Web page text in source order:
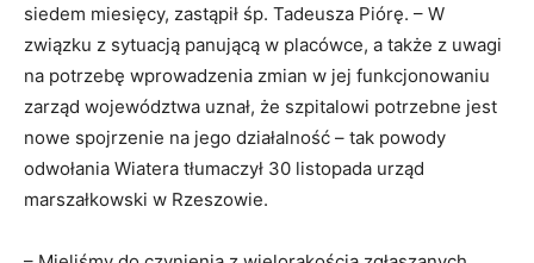
siedem miesięcy, zastąpił śp. Tadeusza Piórę. – W
związku z sytuacją panującą w placówce, a także z uwagi
na potrzebę wprowadzenia zmian w jej funkcjonowaniu
zarząd województwa uznał, że szpitalowi potrzebne jest
nowe spojrzenie na jego działalność – tak powody
odwołania Wiatera tłumaczył 30 listopada urząd
marszałkowski w Rzeszowie.